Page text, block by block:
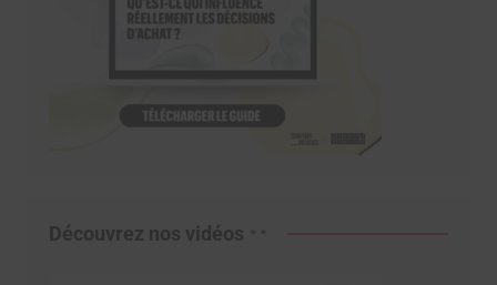
Découvrez nos vidéos